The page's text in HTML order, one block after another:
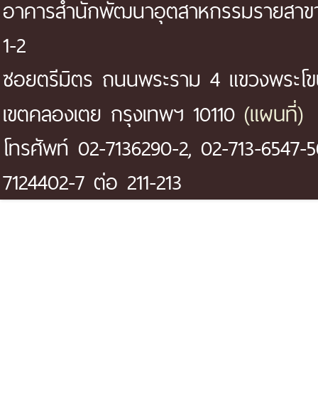
อาคารสำนักพัฒนาอุตสาหกรรมรายสา
1-2
ซอยตรีมิตร ถนนพระราม 4 แขวงพระโ
เขตคลองเตย กรุงเทพฯ 10110 (แผนที่)
โทรศัพท์ 02-7136290-2, 02-713-6547-
7124402-7 ต่อ 211-213